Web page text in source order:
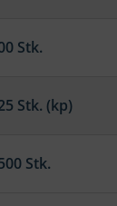
Stk.
Stk. (kp)
Stk.